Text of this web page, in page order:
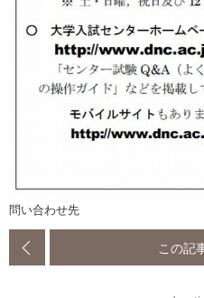
問い合わせ先
この記